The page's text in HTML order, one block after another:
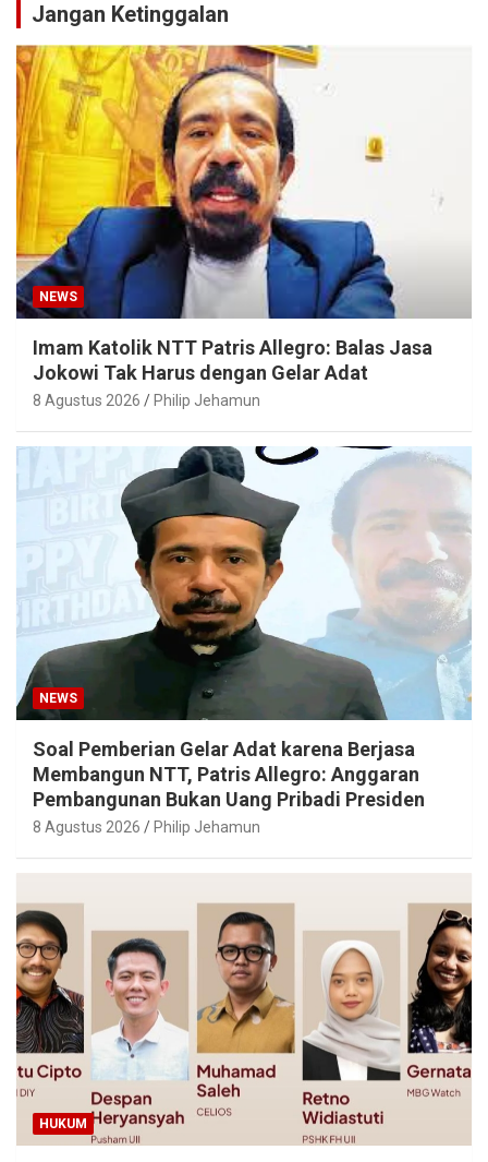
Jangan Ketinggalan
NEWS
Imam Katolik NTT Patris Allegro: Balas Jasa
Jokowi Tak Harus dengan Gelar Adat
8 Agustus 2026 Philip Jehamun
NEWS
Soal Pemberian Gelar Adat karena Berjasa
Membangun NTT, Patris Allegro: Anggaran
Pembangunan Bukan Uang Pribadi Presiden
8 Agustus 2026 Philip Jehamun
HUKUM